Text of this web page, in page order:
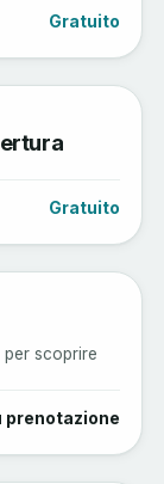
Gratuito
Gratuito
scoprire
prenotazione